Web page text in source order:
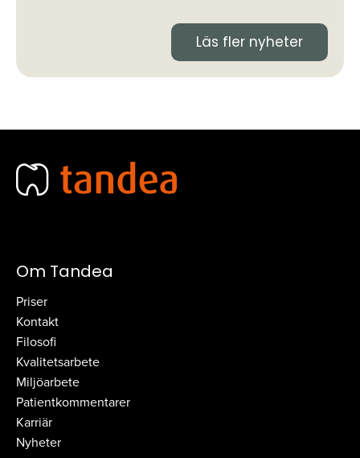
Läs fler nyheter
Om Tandea
Priser
Kontakt
Filosofi
Kvalitetsarbete
Miljöarbete
Patientkommentarer
Karriär
Nyheter